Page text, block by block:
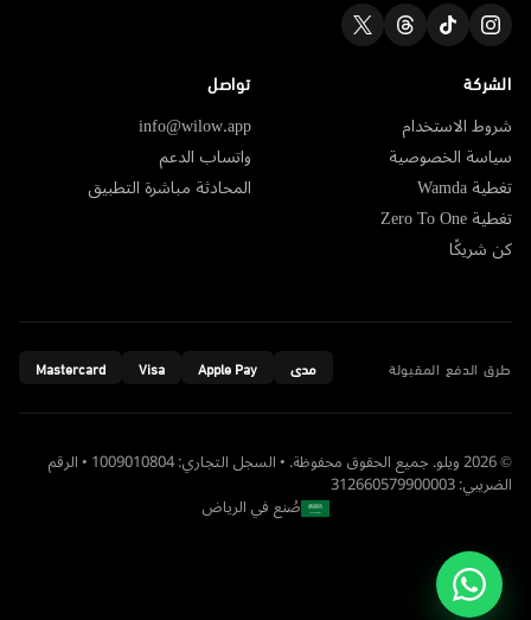
الشركة
شروط الاستخدام
سياسة الخصوصية
تغطية Wamda
تغطية Zero To One
كن شريكًا
تواصل
info@wilow.app
واتساب الدعم
المحادثة مباشرة التطبيق
طرق الدفع المقبولة مدى Apple Pay
Visa
Mastercard
© 2026 ويلو. جميع الحقوق محفوظة. • السجل التجاري: 1009010804 • الرقم
الضريبي: 312660579900003
صُنع في الرياض